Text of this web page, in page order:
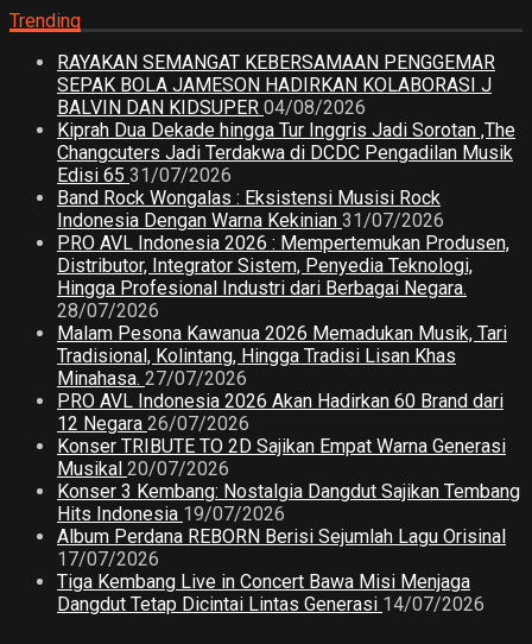
Trending
RAYAKAN SEMANGAT KEBERSAMAAN PENGGEMAR
SEPAK BOLA JAMESON HADIRKAN KOLABORASI J
BALVIN DAN KIDSUPER 04/08/2026
Kiprah Dua Dekade hingga Tur Inggris Jadi Sorotan ,The
Changcuters Jadi Terdakwa di DCDC Pengadilan Musik
Edisi 65 31/07/2026
Band Rock Wongalas : Eksistensi Musisi Rock
Indonesia Dengan Warna Kekinian 31/07/2026
PRO AVL Indonesia 2026 : Mempertemukan Produsen,
Distributor, Integrator Sistem, Penyedia Teknologi,
Hingga Profesional Industri dari Berbagai Negara.
28/07/2026
Malam Pesona Kawanua 2026 Memadukan Musik, Tari
Tradisional, Kolintang, Hingga Tradisi Lisan Khas
Minahasa. 27/07/2026
PRO AVL Indonesia 2026 Akan Hadirkan 60 Brand dari
12 Negara 26/07/2026
Konser TRIBUTE TO 2D Sajikan Empat Warna Generasi
Musikal 20/07/2026
Konser 3 Kembang: Nostalgia Dangdut Sajikan Tembang
Hits Indonesia 19/07/2026
Album Perdana REBORN Berisi Sejumlah Lagu Orisinal
17/07/2026
Tiga Kembang Live in Concert Bawa Misi Menjaga
Dangdut Tetap Dicintai Lintas Generasi 14/07/2026